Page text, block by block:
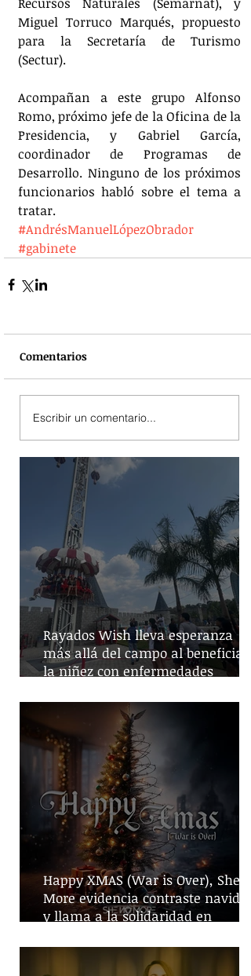
Miguel Torruco Marqués, propuesto
para la Secretaría de Turismo
(Sectur).
Acompañan a este grupo Alfonso
Romo, próximo jefe de la Oficina de la
Presidencia, y Gabriel García,
coordinador de Programas de
Desarrollo. Ninguno de los próximos
funcionarios habló sobre el tema a
tratar.
#AndrésManuelLópezObrador
#gabinete
Comentarios
Escribir un comentario...
Rayados Wish lleva esperanza
más allá del campo al beneficiar a
la niñez con enfermedades
Happy XMAS (War is Over), She
More evidencia contraste
y llama a la solidaridad en